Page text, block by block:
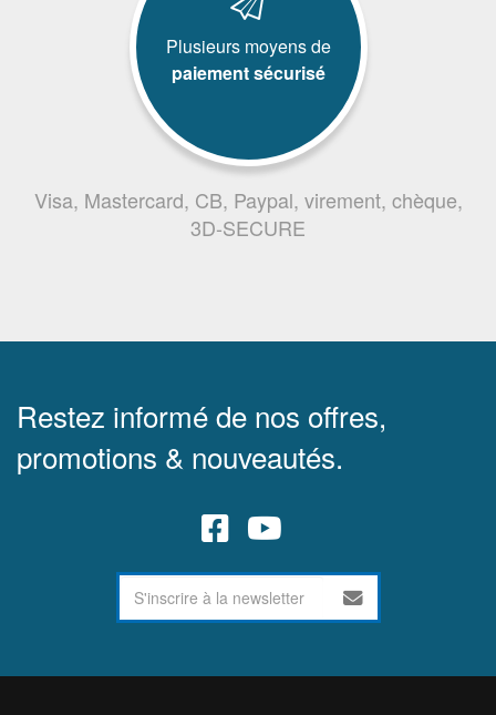
Plusieurs moyens de
paiement sécurisé
Visa, Mastercard, CB, Paypal, virement, chèque,
3D-SECURE
Restez informé de nos offres,
promotions & nouveautés.